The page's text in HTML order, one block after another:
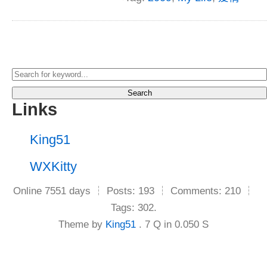
Search
Links
King51
WXKitty
Online 7551 days ┆ Posts: 193 ┆ Comments: 210 ┆
Tags: 302.
Theme by King51 . 7 Q in 0.050 S